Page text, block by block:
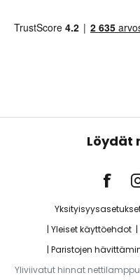
Löydät
Yleiset käyttöehdot
Paristojen
Yliviivatut hinnat